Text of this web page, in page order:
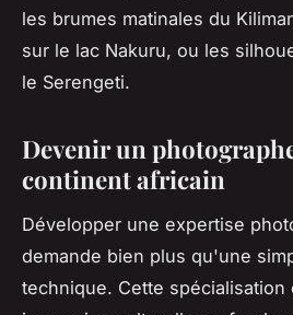
les brumes matinales du
sur le lac Nakuru, ou les
le Serengeti.
Devenir un
continent africain
Développer une expertise
demande bien plus qu'une
technique. Cette spécialisation